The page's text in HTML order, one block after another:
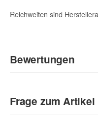
Reichweiten sind
Bewertungen
Sie Anderen bei der
Frage zum Artikel